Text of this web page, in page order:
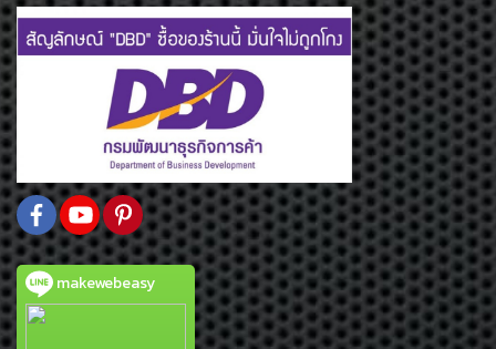
makewebeasy